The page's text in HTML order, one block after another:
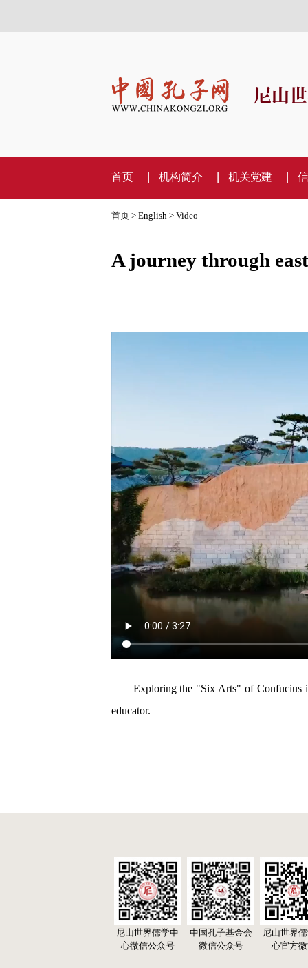
尼山
首页 机构简介 机关党建
首页> English > Video
A journey through
Exploring the "Six Arts" of Confucius
educator.
尼山世界儒学中
心微信公众号
中国孔子基金会
微信公众号
尼山世界
心官方